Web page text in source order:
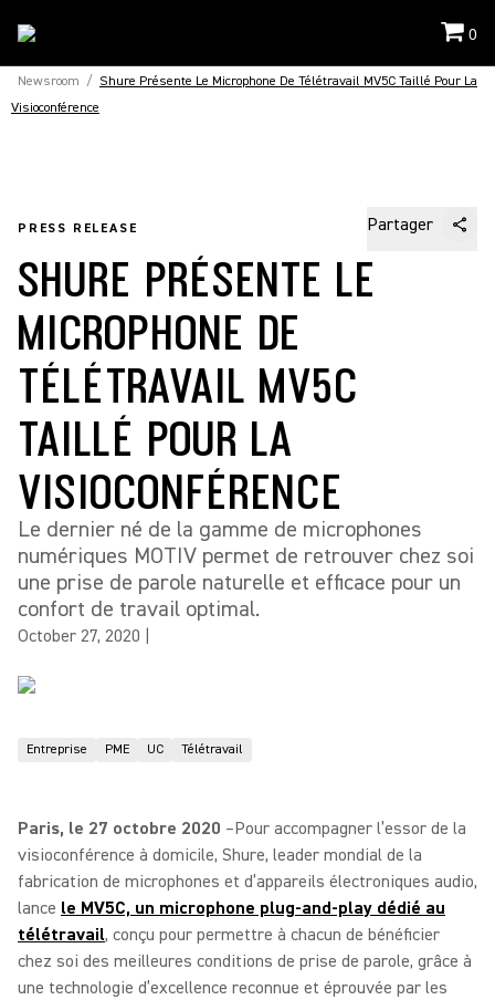
0
Newsroom / Shure Présente Le Microphone De Télétravail MV5C Taillé Pour La
Visioconférence
PRESS RELEASE Partager
SHURE PRÉSENTE LE
MICROPHONE DE
TÉLÉTRAVAIL MV5C
TAILLÉ POUR LA
VISIOCONFÉRENCE
Le dernier né de la gamme de microphones
numériques MOTIV permet de retrouver chez soi
une prise de parole naturelle et efficace pour un
confort de travail optimal.
October 27, 2020
Entreprise PME UC Télétravail
Paris, le 27 octobre 2020 –Pour accompagner l’essor de la
visioconférence à domicile, Shure, leader mondial de la
fabrication de microphones et d’appareils électroniques audio,
lance le MV5C, un microphone plug-and-play dédié au
télétravail, conçu pour permettre à chacun de bénéficier
chez soi des meilleures conditions de prise de parole, grâce à
une technologie d’excellence reconnue et éprouvée par les